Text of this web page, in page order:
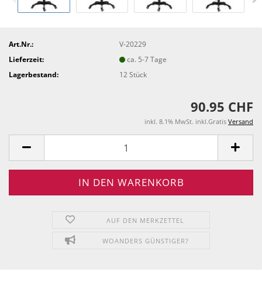
Art.Nr.:
V-20229
Lieferzeit:
ca. 5-7 Tage
Lagerbestand:
12Stück
90.95 CHF
inkl. 8.1% MwSt. inkl.Gratis Versand
AUF DEN MERKZETTEL
WOANDERS GÜNSTIGER?